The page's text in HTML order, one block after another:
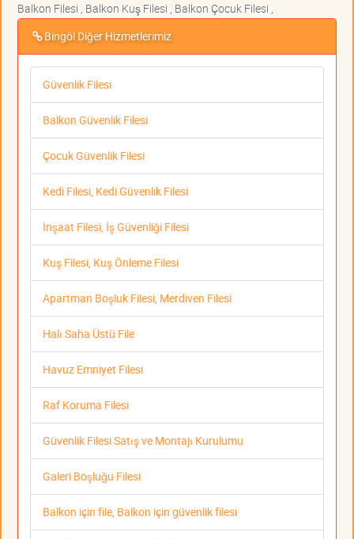
Balkon Filesi , Balkon Kuş Filesi , Balkon Çocuk Filesi ,
Bingöl Diğer Hizmetlerimiz
Güvenlik Filesi
Balkon Güvenlik Filesi
Çocuk Güvenlik Filesi
Kedi Filesi, Kedi Güvenlik Filesi
İnşaat Filesi, İş Güvenliği Filesi
Kuş Filesi, Kuş Önleme Filesi
Apartman Boşluk Filesi, Merdiven Filesi
Halı Saha Üstü File
Havuz Emniyet Filesi
Raf Koruma Filesi
Güvenlik Filesi Satış ve Montajı Kurulumu
Galeri Boşluğu Filesi
Balkon için file, Balkon için güvenlik filesi